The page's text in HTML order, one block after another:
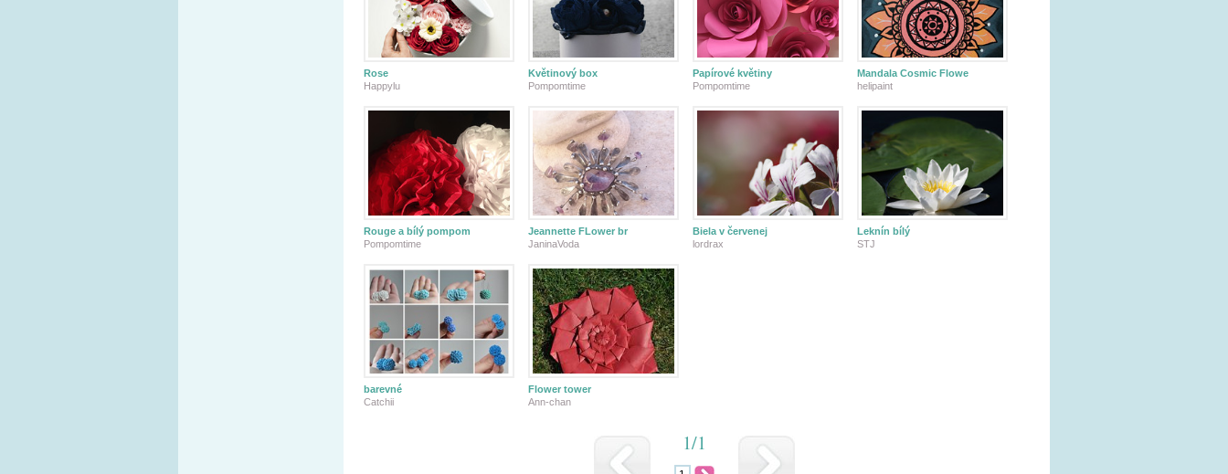
Rose
Happylu
Květinový box
Pompomtime
Papírové květiny
Pompomtime
Mandala Cosmic Flowe
helipaint
Rouge a bílý pompom
Pompomtime
Jeannette FLower br
JaninaVoda
Biela v červenej
lordrax
Leknín bílý
STJ
barevné
Catchii
Flower tower
Ann-chan
1/1